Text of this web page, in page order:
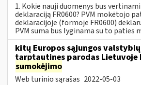
1. Kokie nauji duomenys bus
deklaraciją FR0600? PVM mokėtojo
deklaracijoje (formoje FR0600)
PVM suma bus lyginama su to paties
kitų Europos sąjungos
tarptautines parodas Lietuvoje
sumokėjimo
Web turinio sąrašas 2022-05-03